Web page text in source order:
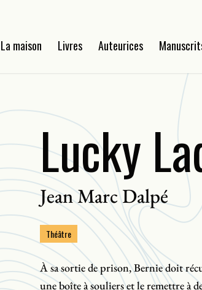
La maison Livres Auteurices
Lucky
Jean Marc Dalpé
Théâtre
À sa sortie de prison, Bernie doit
une boîte à souliers et le remettre à